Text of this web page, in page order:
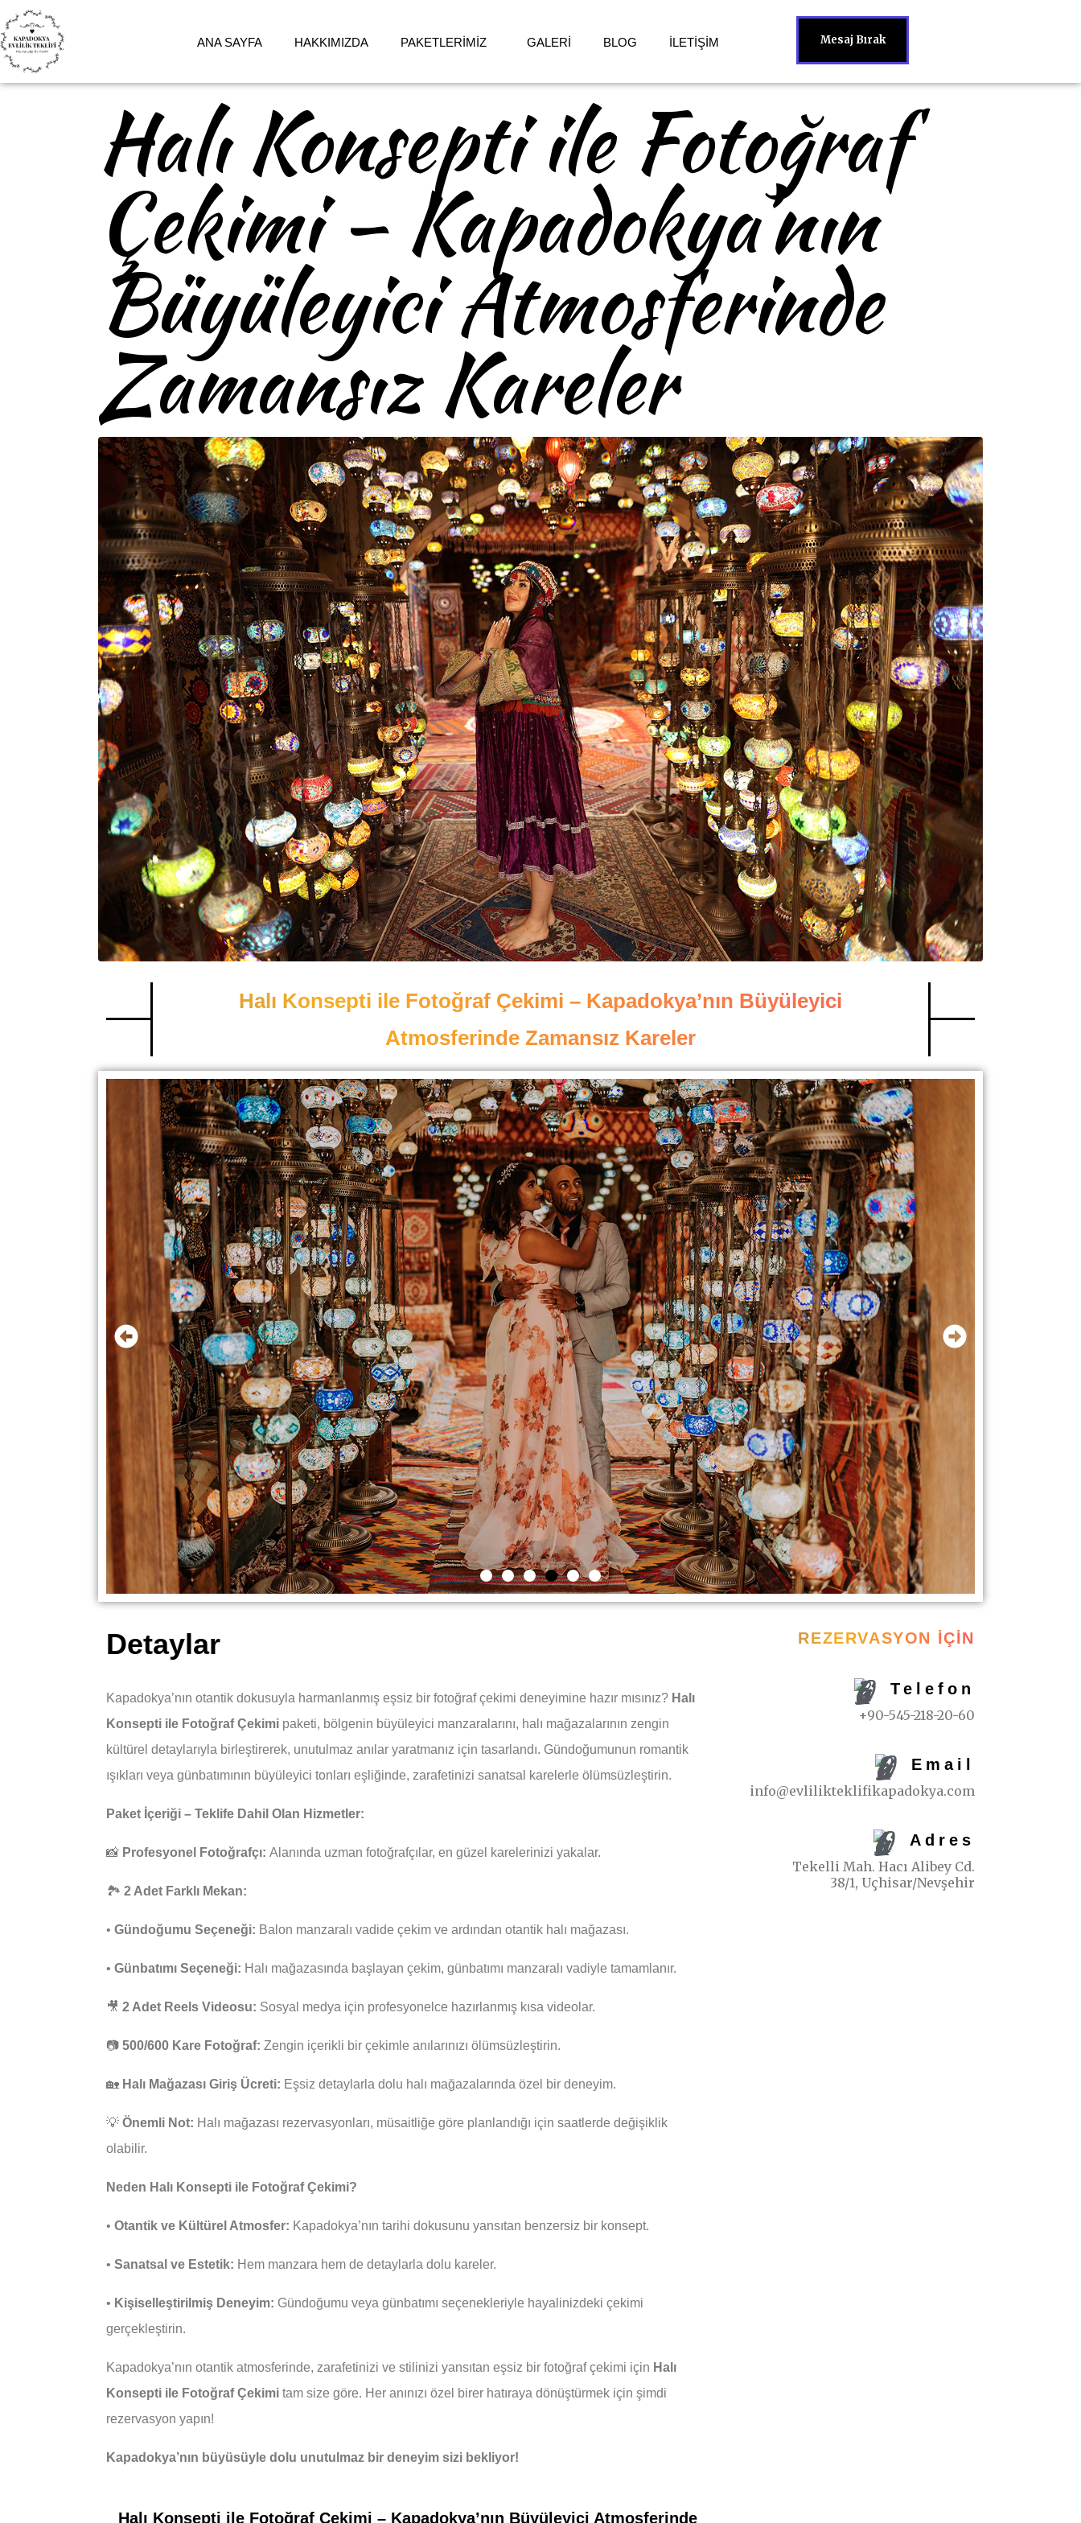
ANA SAYFA HAKKIMIZDA PAKETLERİMİZ GALERİ BLOG İLETİŞİM Mesaj Bırak
Halı Konsepti ile Fotoğraf
Çekimi – Kapadokya’nın
Büyüleyici Atmosferinde
Zamansız Kareler
Halı Konsepti ile Fotoğraf Çekimi – Kapadokya’nın Büyüleyici
Atmosferinde Zamansız Kareler
Detaylar
Kapadokya’nın otantik dokusuyla harmanlanmış eşsiz bir fotoğraf çekimi deneyimine hazır mısınız? Halı
Konsepti ile Fotoğraf Çekimi paketi, bölgenin büyüleyici manzaralarını, halı mağazalarının zengin
kültürel detaylarıyla birleştirerek, unutulmaz anılar yaratmanız için tasarlandı. Gündoğumunun romantik
ışıkları veya günbatımının büyüleyici tonları eşliğinde, zarafetinizi sanatsal karelerle ölümsüzleştirin.
Paket İçeriği – Teklife Dahil Olan Hizmetler:
📸 Profesyonel Fotoğrafçı: Alanında uzman fotoğrafçılar, en güzel karelerinizi yakalar.
🏞️ 2 Adet Farklı Mekan:
• Gündoğumu Seçeneği: Balon manzaralı vadide çekim ve ardından otantik halı mağazası.
• Günbatımı Seçeneği: Halı mağazasında başlayan çekim, günbatımı manzaralı vadiyle tamamlanır.
🎥 2 Adet Reels Videosu: Sosyal medya için profesyonelce hazırlanmış kısa videolar.
📷 500/600 Kare Fotoğraf: Zengin içerikli bir çekimle anılarınızı ölümsüzleştirin.
🏡 Halı Mağazası Giriş Ücreti: Eşsiz detaylarla dolu halı mağazalarında özel bir deneyim.
💡 Önemli Not: Halı mağazası rezervasyonları, müsaitliğe göre planlandığı için saatlerde değişiklik
olabilir.
Neden Halı Konsepti ile Fotoğraf Çekimi?
• Otantik ve Kültürel Atmosfer: Kapadokya’nın tarihi dokusunu yansıtan benzersiz bir konsept.
• Sanatsal ve Estetik: Hem manzara hem de detaylarla dolu kareler.
• Kişiselleştirilmiş Deneyim: Gündoğumu veya günbatımı seçenekleriyle hayalinizdeki çekimi
gerçekleştirin.
Kapadokya’nın otantik atmosferinde, zarafetinizi ve stilinizi yansıtan eşsiz bir fotoğraf çekimi için Halı
Konsepti ile Fotoğraf Çekimi tam size göre. Her anınızı özel birer hatıraya dönüştürmek için şimdi
rezervasyon yapın!
Kapadokya’nın büyüsüyle dolu unutulmaz bir deneyim sizi bekliyor!
Halı Konsepti ile Fotoğraf Çekimi – Kapadokya’nın Büyüleyici Atmosferinde
REZERVASYON İÇIN
Telefon
+90-545-218-20-60
Email
info@evlilikteklifikapadokya.com
Adres
Tekelli Mah. Hacı Alibey Cd.
38/1, Uçhisar/Nevşehir